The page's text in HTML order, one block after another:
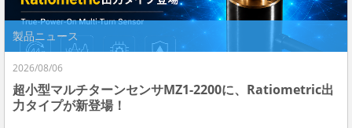
製品ニュース
2026/08/06
超小型マルチターンセンサMZ1-2200に、Ratiometric出
力タイプが新登場！